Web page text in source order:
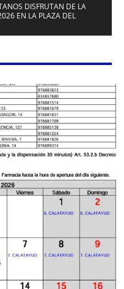
DISFRUTAN DE LA
EN LA PLAZA DEL